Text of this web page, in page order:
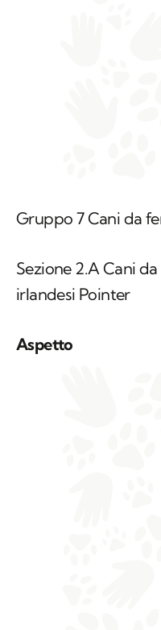
Gruppo 7 Cani da
Sezione 2.A Cani
irlandesi Pointer
Aspetto